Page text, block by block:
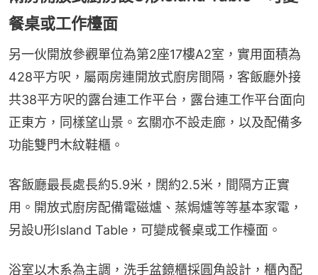
餐桌或工作檯面
另一伙開放參觀單位為第2座17樓A2室，實用面積為
428平方呎，屬兩房連開放式廚房間隔，客飯廳外接
共38平方呎的露台連工作平台，露台連工作平台面向
正東方，同樣望山景。玄關亦不設走廊，以及配備多
功能雙門木紋鞋櫃。
客飯廳最長處長約5.9米，闊約2.5米，間隔方正實
用。開放式廚房配備電磁爐、蒸焗爐等等基本家電，
另設U形Island Table，可變成餐桌或工作檯面。
浴室以木系為主調，洗手盆鏡櫃採圓角設計，櫃內配